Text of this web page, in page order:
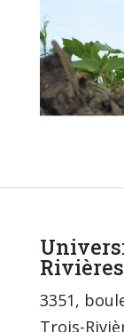
Rivières
3351,
Trois-